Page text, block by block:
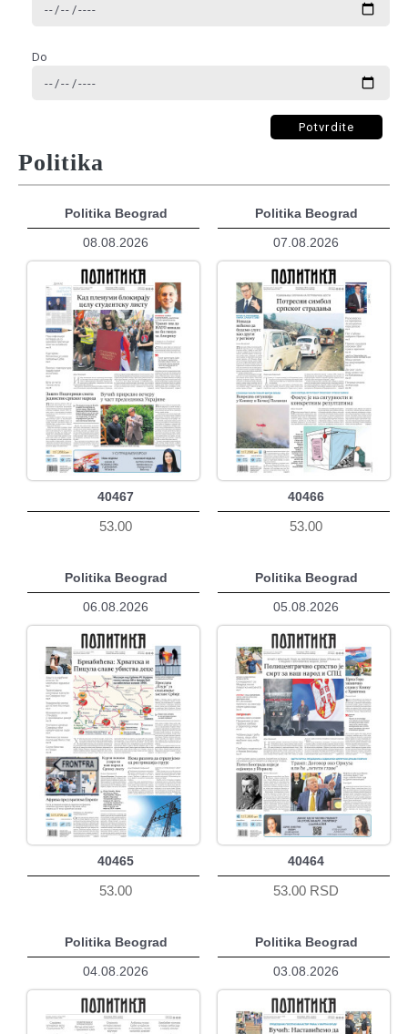
Do
Potvrdite
Politika
Politika Beograd
08.08.2026
40467
53.00
Politika Beograd
07.08.2026
40466
53.00
Politika Beograd
06.08.2026
40465
53.00
Politika Beograd
05.08.2026
40464
53.00 RSD
Politika Beograd
04.08.2026
Politika Beograd
03.08.2026